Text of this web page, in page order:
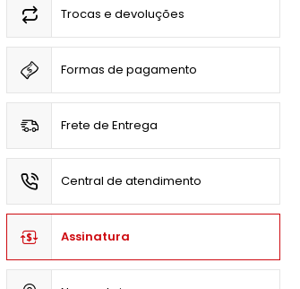
Trocas e devoluções
Formas de pagamento
Frete de Entrega
Central de atendimento
Assinatura